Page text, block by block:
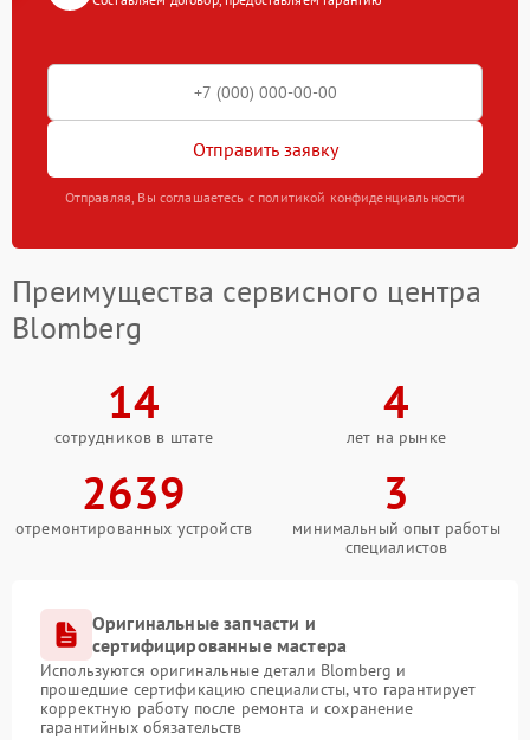
Отправить заявку
Отправляя, Вы соглашаетесь с политикой конфиденциальности
Преимущества сервисного центра
Blomberg
14
сотрудников в штате
4
лет на рынке
2639
отремонтированных устройств
3
минимальный опыт работы
специалистов
Оригинальные запчасти и
сертифицированные мастера
Используются оригинальные детали Blomberg и
прошедшие сертификацию специалисты, что гарантирует
корректную работу после ремонта и сохранение
гарантийных обязательств